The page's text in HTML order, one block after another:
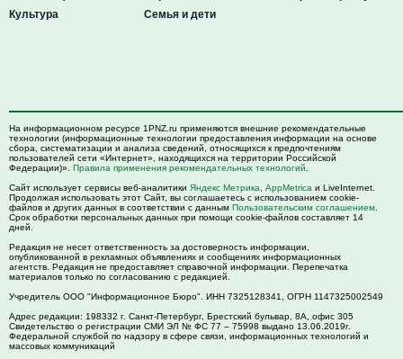
Культура
Семья и дети
На информационном ресурсе 1PNZ.ru применяются внешние рекомендательные
технологии (информационные технологии предоставления информации на основе
сбора, систематизации и анализа сведений, относящихся к предпочтениям
пользователей сети «Интернет», находящихся на территории Российской
Федерации)». Правила применения рекомендательных технологий
Сайт использует сервисы веб-аналитики Яндекс Метрика AppMetrica и LiveInternet.
Продолжая использовать этот Сайт, вы соглашаетесь с использованием cookie-
файлов и других данных в соответствии с данным Пользовательским соглашением
Срок обработки персональных данных при помощи cookie-файлов составляет 14
дней.
Редакция не несет ответственность за достоверность информации,
опубликованной в рекламных объявлениях и сообщениях информационных
агентств. Редакция не предоставляет справочной информации. Перепечатка
материалов только по согласованию с редакцией.
Учредитель ООО "Информационное Бюро". ИНН 7325128341, ОГРН 1147325002549
Адрес редакции: 198332 г. Санкт-Петербург, Брестский бульвар, 8А, офис 305
Свидетельство о регистрации СМИ ЭЛ № ФС 77 – 75998 выдано 13.06.2019г.
Федеральной службой по надзору в сфере связи, информационных технологий и
массовых коммуникаций